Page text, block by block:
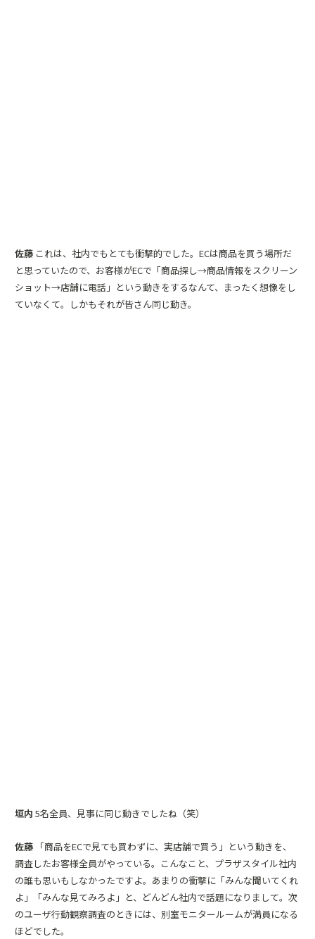
佐藤 これは、社内でもとても衝撃的でした。ECは商品を買う場所だ
と思っていたので、お客様がECで「商品探し→商品情報をスクリーン
ショット→店舗に電話」という動きをするなんて、まったく想像をし
ていなくて。しかもそれが皆さん同じ動き。
垣内 5名全員、見事に同じ動きでしたね（笑）
佐藤 「商品をECで見ても買わずに、実店舗で買う」という動きを、
調査したお客様全員がやっている。こんなこと、プラザスタイル社内
の誰も思いもしなかったですよ。あまりの衝撃に「みんな聞いてくれ
よ」「みんな見てみろよ」と、どんどん社内で話題になりまして。次
のユーザ行動観察調査のときには、別室モニタールームが満員になる
ほどでした。